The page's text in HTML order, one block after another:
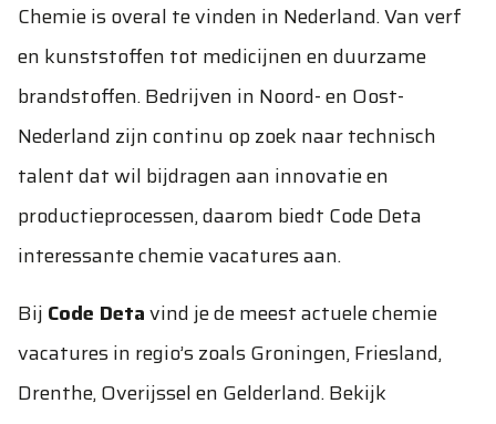
Chemie is overal te vinden in Nederland. Van verf
en kunststoffen tot medicijnen en duurzame
brandstoffen. Bedrijven in Noord- en Oost-
Nederland zijn continu op zoek naar technisch
talent dat wil bijdragen aan innovatie en
productieprocessen, daarom biedt Code Deta
interessante chemie vacatures aan.
Bij Code Detavind je de meest actuele chemie
vacatures in regio’s zoals Groningen, Friesland,
Drenthe, Overijssel en Gelderland. Bekijk